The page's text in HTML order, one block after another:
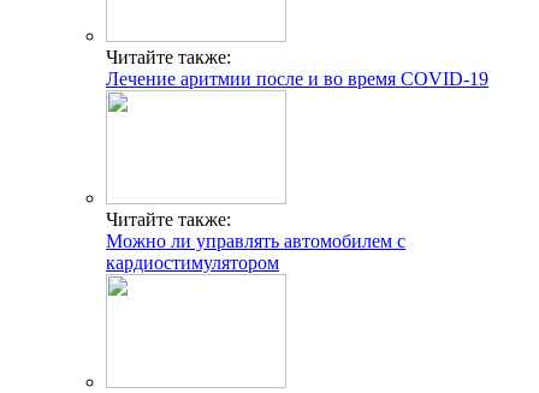
Читайте также:
Лечение аритмии после и во время COVID-19
Читайте также:
Можно ли управлять автомобилем с
кардиостимулятором